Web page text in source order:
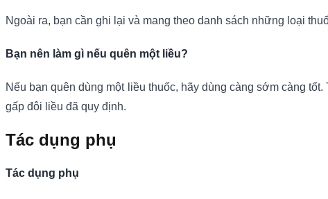
Ngoài ra, bạn cần ghi lại và mang theo danh sách những loại
Bạn nên làm gì nếu quên một liều?
Nếu bạn quên dùng một liều thuốc, hãy dùng càng sớm càng
gấp đôi liều đã quy định.
Tác dụng phụ
Tác dụng phụ